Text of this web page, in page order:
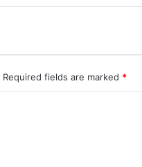
Required fields are marked *